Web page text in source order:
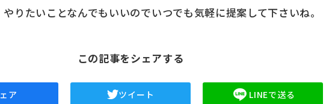
りたいことなんでもいいのでいつでも気軽に提案して下さいね。
この記事をシェアする
ア ツイート LINEで送る